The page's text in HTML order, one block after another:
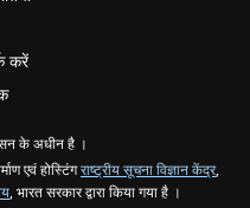
करें
के अधीन है ।
एवं होस्टिंगराष्ट्रीय सूचना विज्ञान केंद्र,
, भारत सरकार द्वारा किया गया है ।